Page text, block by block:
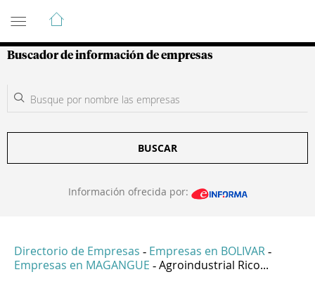
Guía de Empresas Colombianas
Buscador de información de empresas
BUSCAR
Información ofrecida por:
Directorio de Empresas - Empresas en BOLIVAR -
Empresas en MAGANGUE - Agroindustrial Rico...